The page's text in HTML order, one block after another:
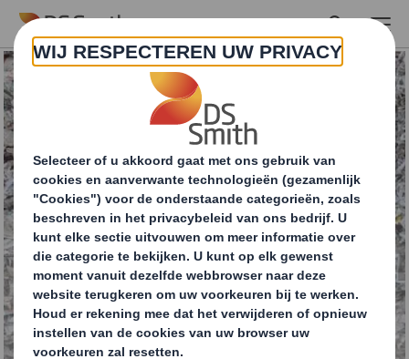
Skip to main content